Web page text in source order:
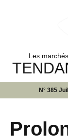
Les
N° 385